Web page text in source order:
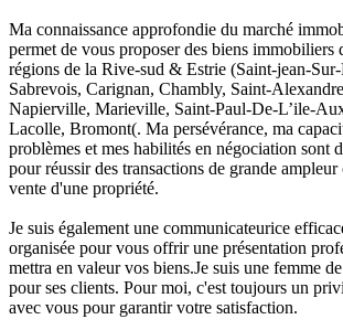
Ma connaissance approfondie du marché
permet de vous proposer des biens immobiliers
régions de la Rive-sud & Estrie (Saint-jean-
Sabrevois, Carignan, Chambly, Saint-
Napierville, Marieville, Saint-Paul-De-L’ile-
Lacolle, Bromont(. Ma persévérance, ma
problèmes et mes habilités en négociation sont
pour réussir des transactions de grande
vente d'une propriété.
Je suis également une communicateurice
organisée pour vous offrir une présentation
mettra en valeur vos biens.Je suis une femme
pour ses clients. Pour moi, c'est toujours un
avec vous pour garantir votre satisfaction.